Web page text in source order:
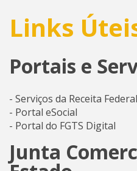
Links
Portais e
- Serviços da Receita Federal
- Portal eSocial
- Portal do FGTS Digital
Junta